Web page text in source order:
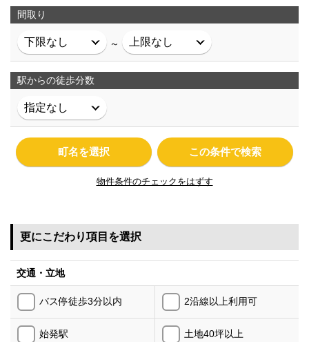
間取り
～
駅からの徒歩分数
町名を選択 この条件で検索
物件条件のチェックをはずす
更にこだわり項目を選択
交通・立地
バス停徒歩3分以内 2沿線以上利用可
始発駅 土地40坪以上